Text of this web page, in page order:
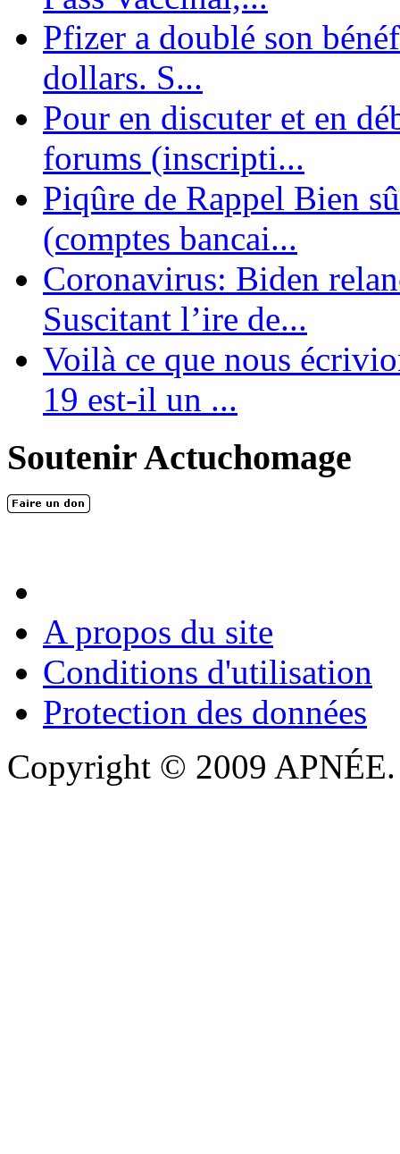
Pfizer a doublé son
dollars. S...
Pour en discuter et en
forums (inscripti...
Piqûre de Rappel Bien
(comptes bancai...
Coronavirus: Biden
Suscitant l’ire de...
Voilà ce que nous
19 est-il un ...
Soutenir Actuchomage
A propos du site
Conditions d'utilisation
Protection des données
Copyright © 2009 APNÉE.